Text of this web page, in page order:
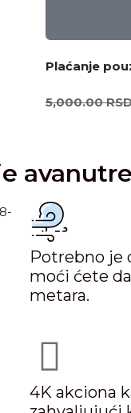
Plaćanje
5,000.00
Potrebno je
moći ćete
metara.
4K akciona